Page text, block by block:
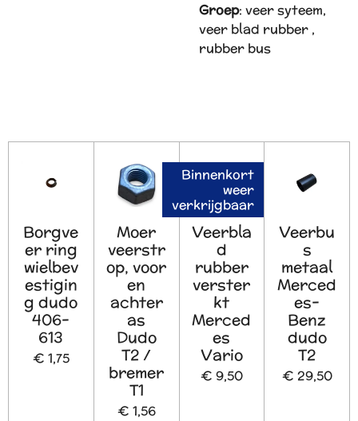
Groep: veer syteem,
veer blad rubber ,
rubber bus
Borgve
er ring
wielbev
estigin
g dudo
406-
613
€ 1,75
Moer
veerstr
op, voor
en
achter
as
Dudo
T2 /
bremer
T1
€ 1,56
Binnenkort
weer
verkrijgbaar
Veerbla
d
rubber
verster
kt
Merced
es
Vario
€ 9,50
Veerbu
s
metaal
Merced
es-
Benz
dudo
T2
€ 29,50